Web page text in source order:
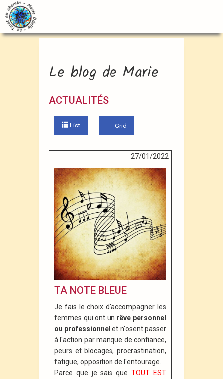
Le blog de Marie
ACTUALITÉS
List Grid
27/01/2022
TA NOTE BLEUE
Je fais le choix d'accompagner les
femmes qui ont un rêve personnel
ou professionnelet n'osent passer
à l'action par manque de confiance,
peurs et blocages, procrastination,
fatigue, opposition de l'entourage.
Parce que je sais queTOUT EST